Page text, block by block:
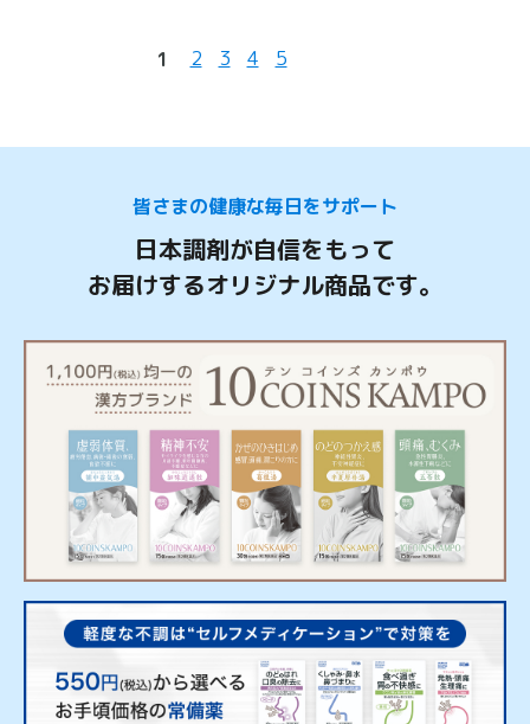
1 2 3 4 5
皆さまの健康な毎日をサポート
日本調剤が自信をもって
お届けするオリジナル商品です。